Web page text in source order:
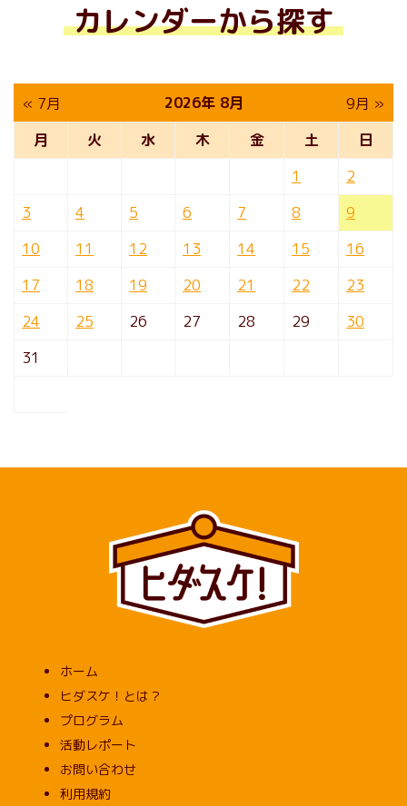
カレンダーから探す
2026年 8月
月
火 水 木 金 土
日
1
2
3
4 5 6 7 8
9
10
11 12 13 14 15
16
17
18 19 20 21 22
23
24
25 26 27 28 29
30
31
« 7月 9月 »
ホーム
ヒダスケ！とは？
プログラム
活動レポート
お問い合わせ
利用規約